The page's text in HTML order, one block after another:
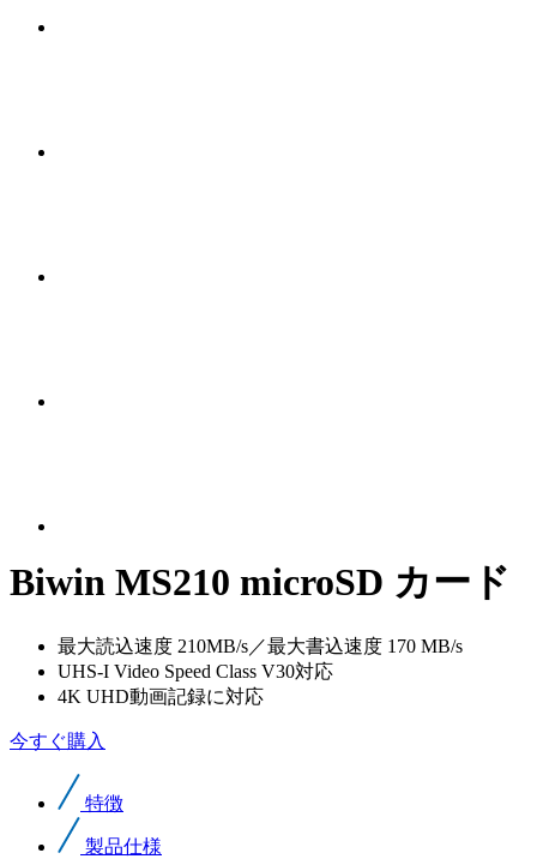
Biwin MS210 microSD カード
最大読込速度 210MB/s／最大書込速度 170 MB/s
UHS-I Video Speed Class V30対応
4K UHD動画記録に対応
今すぐ購入
特徴
製品仕様